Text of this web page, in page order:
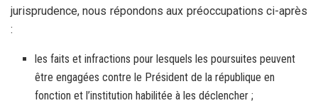
jurisprudence, nous répondons aux préoccupations ci-après
:
les faits et infractions pour lesquels les poursuites peuvent
être engagées contre le Président de la république en
fonction et l’institution habilitée à les déclencher ;